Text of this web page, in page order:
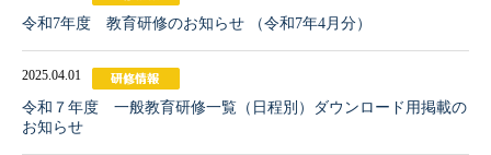
令和7年度 教育研修のお知らせ （令和7年4月分）
2025.04.01
令和７年度 一般教育研修一覧（日程別）ダウンロード用掲載の
お知らせ